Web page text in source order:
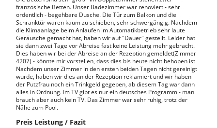
französische Betten. Unser Badezimmer war renoviert - sehr
ordentlich - begehbare Dusche. Die Tür zum Balkon und die
Schranktür waren kaum zu schieben, sehr schwergängig. Nachdem
die Klimaanlage beim Anlaufen im Automatikbetrieb sehr laute
Geräusche gemacht hat, haben wir auf "Dauer" gestellt. Leider hat
sie dann zwei Tage vor Abreise fast keine Leistung mehr gebracht.
Dies haben wir bei der Abreise an der Rezeption gemeldet(Zimmer
4207) - könnte mir vorstellen, dass dies bis heute nicht behoben ist
Nachdem unser Zimmer in den ersten beiden Tagen nicht gereinigt
wurde, haben wir dies an der Rezeption reklamiert und wir haben
der Putzfrau noch ein Trinkgeld gegeben, ab diesem Tag war dann
alles in Ordnung. Im TV gibt es nur ein deutsches Programm - man
brauch aber auch kein TV. Das Zimmer war sehr ruhig, trotz der
Nähe zum Pool.
Preis Leistung / Fazit